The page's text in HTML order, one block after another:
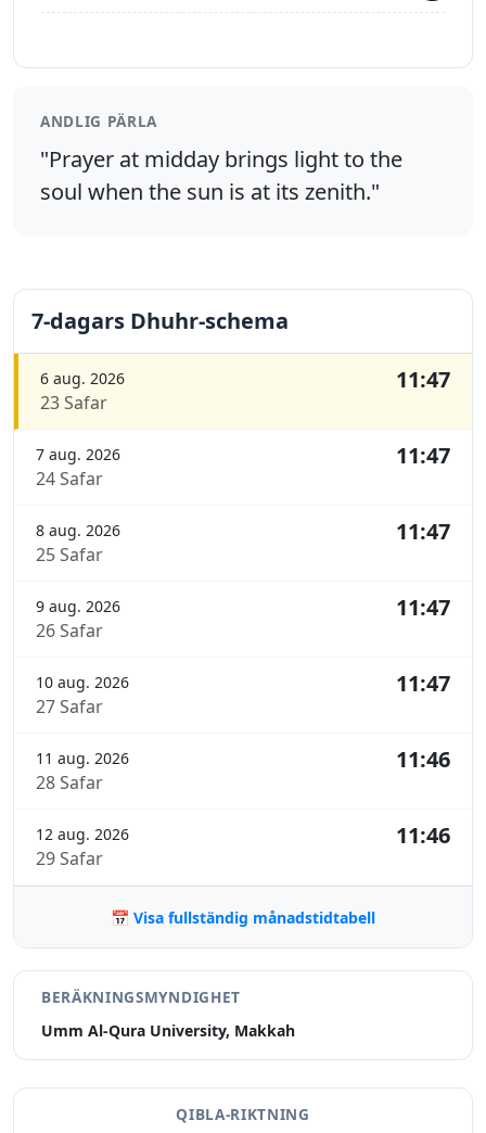
ANDLIG PÄRLA
"Prayer at midday brings light to the
soul when the sun is at its zenith."
7-dagars Dhuhr-schema
6 aug. 2026
23 Safar
11:47
7 aug. 2026
24 Safar
11:47
8 aug. 2026
25 Safar
11:47
9 aug. 2026
26 Safar
11:47
10 aug. 2026
27 Safar
11:47
11 aug. 2026
28 Safar
11:46
12 aug. 2026
29 Safar
11:46
📅 Visa fullständig månadstidtabell
BERÄKNINGSMYNDIGHET
Umm Al-Qura University, Makkah
QIBLA-RIKTNING